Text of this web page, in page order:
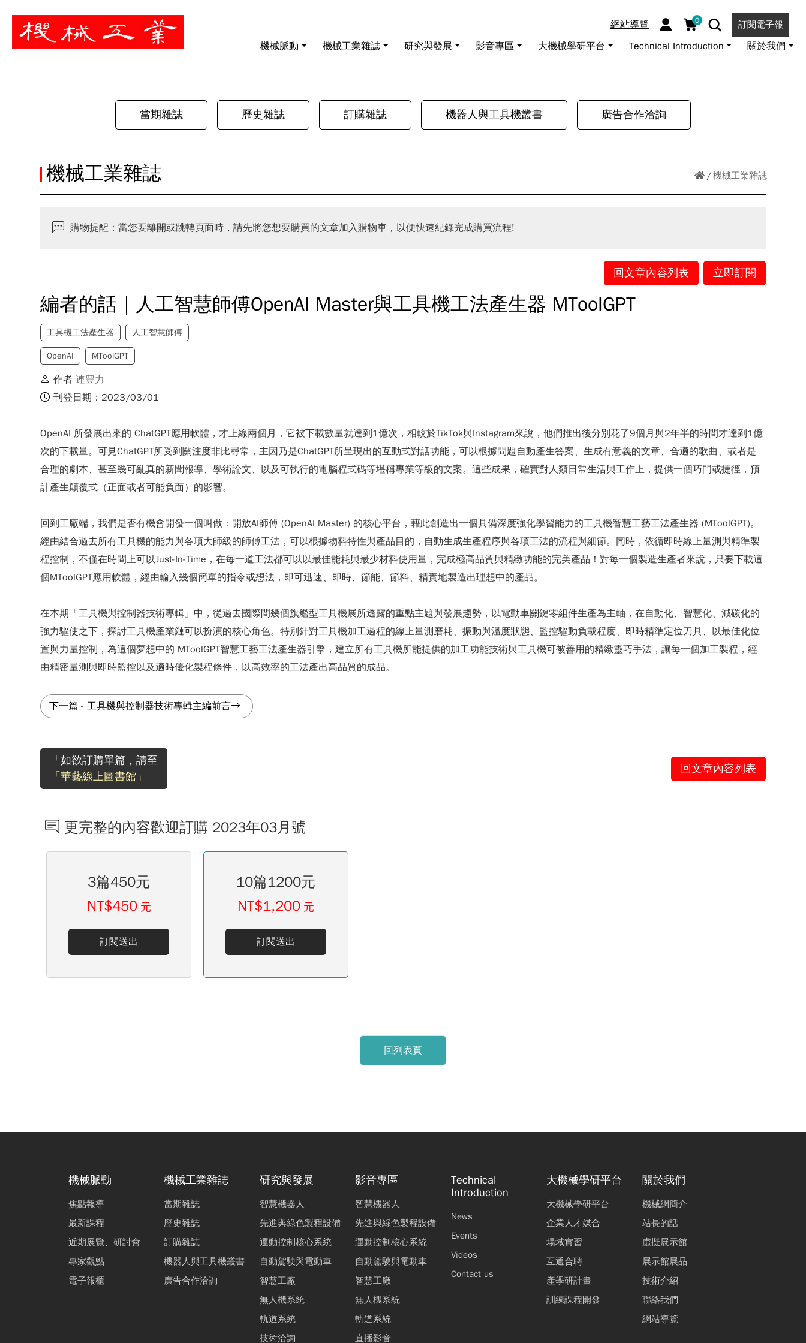
網站導覽 0 訂閱電子報
機械脈動 機械工業雜誌 研究與發展 影音專區 大機械學研平台 Technical Introduction 關於我們
暫停
當期雜誌 歷史雜誌 訂購雜誌 機器人與工具機叢書 廣告合作洽詢
機械工業雜誌
機械工業雜誌
購物提醒：當您要離開或跳轉頁面時，請先將您想要購買的文章加入購物車，以便快速紀錄完成購買流程!
回文章內容列表 立即訂閱
編者的話｜人工智慧師傅OpenAI Master與工具機工法產生器 MToolGPT
工具機工法產生器 人工智慧師傅
OpenAI MToolGPT
作者連豊力
刊登日期：2023/03/01
OpenAI 所發展出來的 ChatGPT應用軟體，才上線兩個月，它被下載數量就達到1億次，相較於TikTok與Instagram來說，他們推出後分別花了9個月與2年半的時間才達到1億
次的下載量。可見ChatGPT所受到關注度非比尋常，主因乃是ChatGPT所呈現出的互動式對話功能，可以根據問題自動產生答案、生成有意義的文章、合適的歌曲、或者是
合理的劇本、甚至幾可亂真的新聞報導、學術論文、以及可執行的電腦程式碼等堪稱專業等級的文案。這些成果，確實對人類日常生活與工作上，提供一個巧門或捷徑，預
計產生顛覆式（正面或者可能負面）的影響。
回到工廠端，我們是否有機會開發一個叫做：開放AI師傅 (OpenAI Master) 的核心平台，藉此創造出一個具備深度強化學習能力的工具機智慧工藝工法產生器 (MToolGPT)。
經由結合過去所有工具機的能力與各項大師級的師傅工法，可以根據物料特性與產品目的，自動生成生產程序與各項工法的流程與細節。同時，依循即時線上量測與精準製
程控制，不僅在時間上可以Just-In-Time，在每一道工法都可以以最佳能耗與最少材料使用量，完成極高品質與精緻功能的完美產品！對每一個製造生產者來說，只要下載這
個MToolGPT應用軟體，經由輸入幾個簡單的指令或想法，即可迅速、即時、節能、節料、精實地製造出理想中的產品。
在本期「工具機與控制器技術專輯」中，從過去國際間幾個旗艦型工具機展所透露的重點主題與發展趨勢，以電動車關鍵零組件生產為主軸，在自動化、智慧化、減碳化的
強力驅使之下，探討工具機產業鏈可以扮演的核心角色。特別針對工具機加工過程的線上量測磨耗、振動與溫度狀態、監控驅動負載程度、即時精準定位刀具、以最佳化位
置與力量控制，為這個夢想中的 MToolGPT智慧工藝工法產生器引擎，建立所有工具機所能提供的加工功能技術與工具機可被善用的精緻靈巧手法，讓每一個加工製程，經
由精密量測與即時監控以及適時優化製程條件，以高效率的工法產出高品質的成品。
下一篇 -工具機與控制器技術專輯主編前言
「如欲訂購單篇，請至
「華藝線上圖書館」
回文章內容列表
更完整的內容歡迎訂購 2023年03月號
3篇450元
NT$450 元
訂閱送出
10篇1200元
NT$1,200 元
訂閱送出
回列表頁
機械脈動
焦點報導
最新課程
近期展覽、研討會
專家觀點
電子報櫃
機械工業雜誌
當期雜誌
歷史雜誌
訂購雜誌
機器人與工具機叢書
廣告合作洽詢
研究與發展
智慧機器人
先進與綠色製程設備
運動控制核心系統
自動駕駛與電動車
智慧工廠
無人機系統
軌道系統
技術洽詢
影音專區
智慧機器人
先進與綠色製程設備
運動控制核心系統
自動駕駛與電動車
智慧工廠
無人機系統
軌道系統
直播影音
Technical
Introduction
News
Events
Videos
Contact us
大機械學研平台
大機械學研平台
企業人才媒合
場域實習
互通合聘
產學研計畫
訓練課程開發
關於我們
機械網簡介
站長的話
虛擬展示館
展示館展品
技術介紹
聯絡我們
網站導覽